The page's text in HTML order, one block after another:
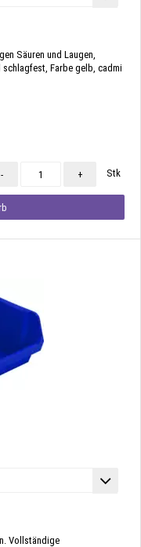
Säuren und Laugen,
Farbe gelb, cadmi
- + Stk
Vollständige